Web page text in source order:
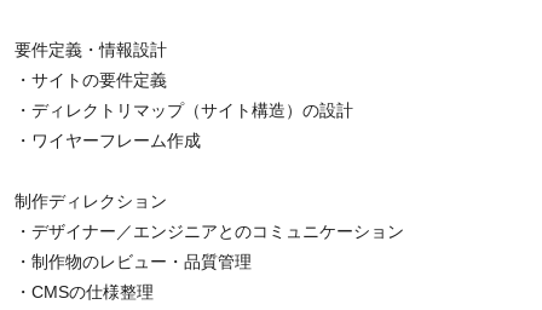
要件定義・情報設計
・サイトの要件定義
・ディレクトリマップ（サイト構造）の設計
・ワイヤーフレーム作成
制作ディレクション
・デザイナー／エンジニアとのコミュニケーション
・制作物のレビュー・品質管理
・CMSの仕様整理